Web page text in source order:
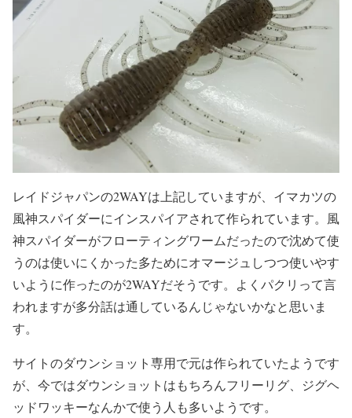
レイドジャパンの2WAYは上記していますが、イマカツの
風神スパイダーにインスパイアされて作られています。風
神スパイダーがフローティングワームだったので沈めて使
うのは使いにくかった多ためにオマージュしつつ使いやす
いように作ったのが2WAYだそうです。よくパクリって言
われますが多分話は通しているんじゃないかなと思いま
す。
サイトのダウンショット専用で元は作られていたようです
が、今ではダウンショットはもちろんフリーリグ、ジグヘ
ッドワッキーなんかで使う人も多いようです。